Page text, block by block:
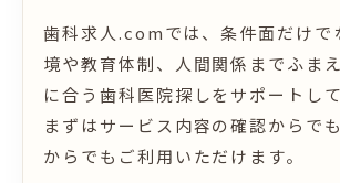
歯科求人.comでは、条件面だけで
境や教育体制、人間関係までふま
に合う歯科医院探しをサポートして
まずはサービス内容の確認からで
からでもご利用いただけます。